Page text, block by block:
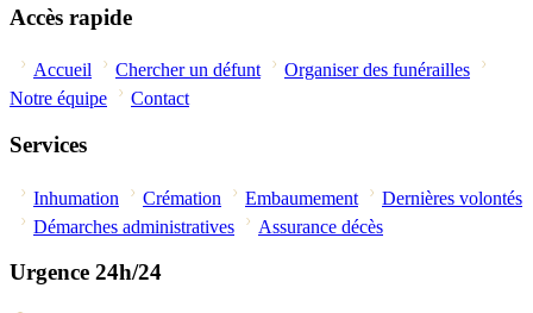
Accès rapide
Accueil Chercher un défunt
Organiser des funérailles
Notre équipe
Contact
Services
Inhumation Crémation Embaumement
Dernières volontés
Démarches administratives
Assurance décès
Urgence 24h/24